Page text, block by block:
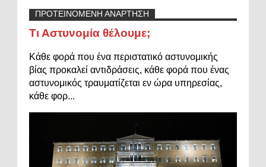
ΠΡΟΤΕΙΝΟΜΕΝΗ ΑΝΑΡΤΗΣΗ
Τι Αστυνομία θέλουμε;
Κάθε φορά που ένα περιστατικό αστυνομικής
βίας προκαλεί αντιδράσεις, κάθε φορά που ένας
αστυνομικός τραυματίζεται εν ώρα υπηρεσίας,
κάθε φορ...